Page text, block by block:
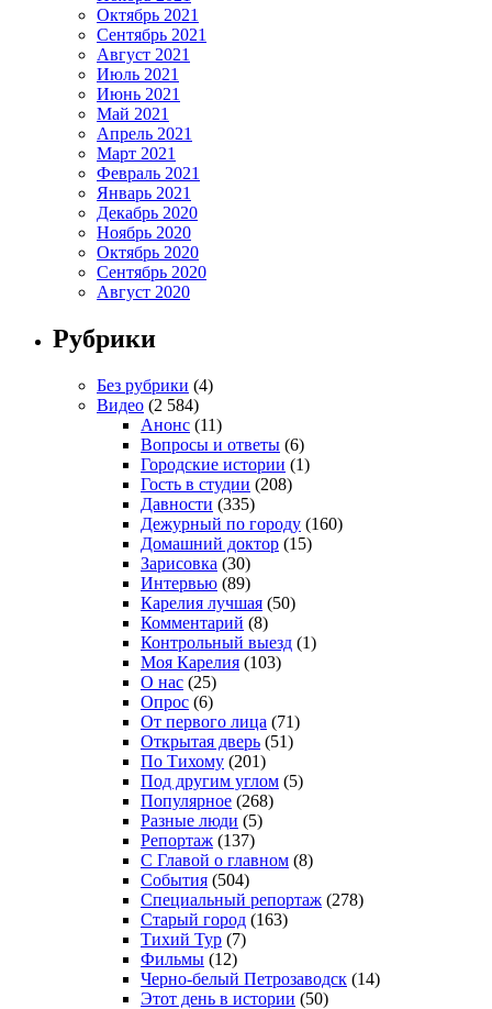
Октябрь 2021
Сентябрь 2021
Август 2021
Июль 2021
Июнь 2021
Май 2021
Апрель 2021
Март 2021
Февраль 2021
Январь 2021
Декабрь 2020
Ноябрь 2020
Октябрь 2020
Сентябрь 2020
Август 2020
Рубрики
Без рубрики (4)
Видео (2 584)
Анонс (11)
Вопросы и ответы (6)
Городские истории (1)
Гость в студии (208)
Давности (335)
Дежурный по городу (160)
Домашний доктор (15)
Зарисовка (30)
Интервью (89)
Карелия лучшая (50)
Комментарий (8)
Контрольный выезд (1)
Моя Карелия (103)
О нас (25)
Опрос (6)
От первого лица (71)
Открытая дверь (51)
По Тихому (201)
Под другим углом (5)
Популярное (268)
Разные люди (5)
Репортаж (137)
С Главой о главном (8)
События (504)
Специальный репортаж (278)
Старый город (163)
Тихий Тур (7)
Фильмы (12)
Черно-белый Петрозаводск (14)
Этот день в истории (50)